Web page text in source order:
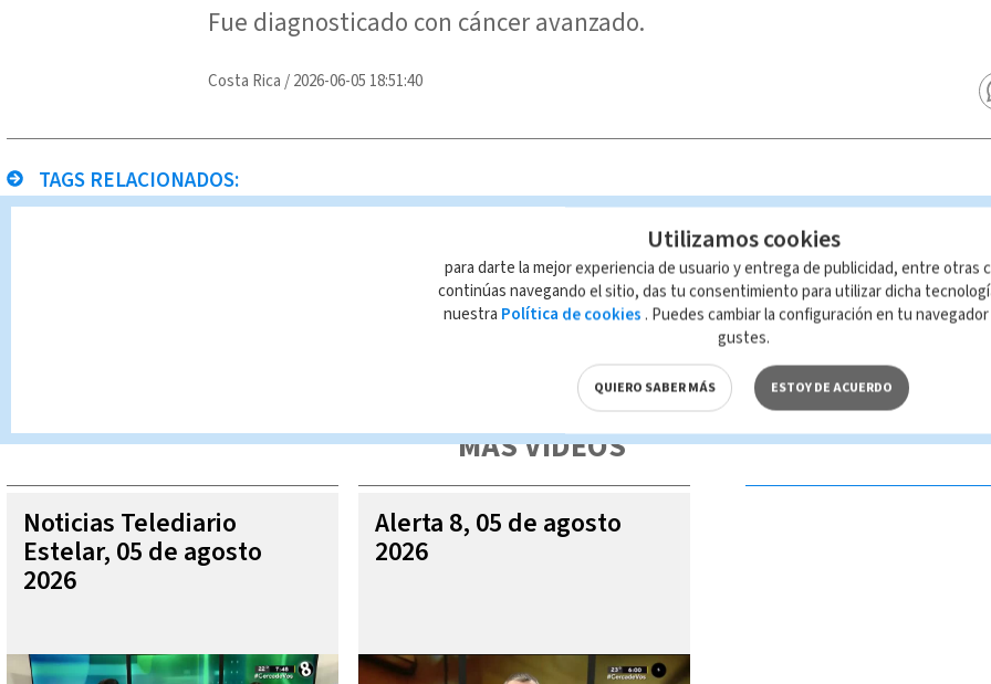
Fue diagnosticado con cáncer avanzado.
Costa Rica /2026-06-05 18:51:40
TAGS RELACIONADOS:
Queda prohibida la reproducción total o parcial del contenido de esta página, mismo que es propiedad de TELEDIARIO; su
autorizada constituye una infracción y un delito de conformidad con las leyes aplicables.
MÁS VIDEOS
Noticias Telediario
Estelar, 05 de agosto
2026
Alerta 8, 05 de agosto
2026
Utilizamos cookies
para darte la mejor experiencia de usuario y entrega de publicidad, entre otras
continúas navegando el sitio, das tu consentimiento para utilizar dicha
nuestra Política de cookies . Puedes cambiar la configuración en tu
gustes.
QUIERO SABER MÁS ESTOY DE ACUERDO